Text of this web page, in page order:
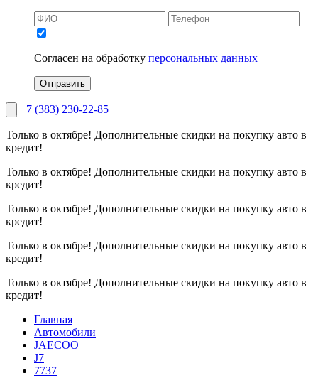
Согласен на обработку персональных данных
Отправить
+7 (383) 230-22-85
Только в октябре! Дополнительные скидки на покупку авто в
кредит!
Только в октябре! Дополнительные скидки на покупку авто в
кредит!
Только в октябре! Дополнительные скидки на покупку авто в
кредит!
Только в октябре! Дополнительные скидки на покупку авто в
кредит!
Только в октябре! Дополнительные скидки на покупку авто в
кредит!
Главная
Автомобили
JAECOO
J7
7737